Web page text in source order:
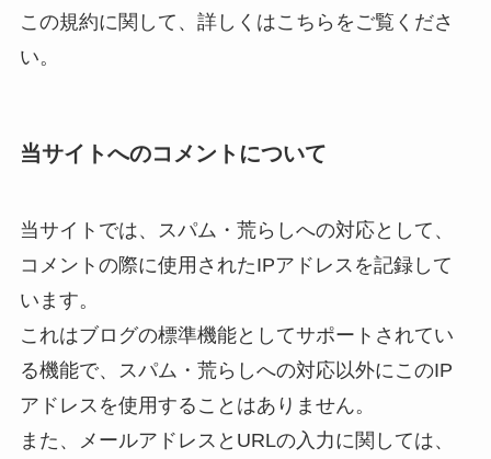
この規約に関して、詳しくはこちらをご覧くださ
い。
当サイトへのコメントについて
当サイトでは、スパム・荒らしへの対応として、
コメントの際に使用されたIPアドレスを記録して
います。
これはブログの標準機能としてサポートされてい
る機能で、スパム・荒らしへの対応以外にこのIP
アドレスを使用することはありません。
また、メールアドレスとURLの入力に関しては、